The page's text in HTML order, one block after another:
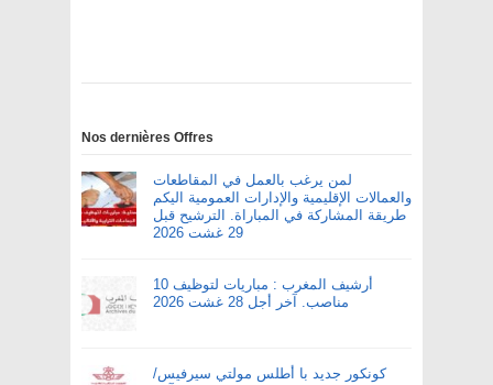
Nos dernières Offres
لمن يرغب بالعمل في المقاطعات
والعمالات الإقليمية والإدارات العمومية اليكم
طريقة المشاركة في المباراة. الترشيح قبل
29 غشت 2026
أرشيف المغرب : مباريات لتوظيف 10
مناصب. آخر أجل 28 غشت 2026
كونكور جديد با أطلس مولتي سيرفيس/